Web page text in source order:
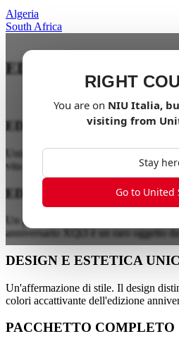
Algeria
South Africa
RIGHT
You are on NIU Italia,
visiting from
Stay
Go to United
EDIZIONE 10°
EDIZIONE 10°
Unisciti a noi per celebrare un
vita elettrica con l'edizione del 10°
EDIZIONE LIMITATA DA
Un pezzo di storia su ruote. Limitata a
anniversario XQi3 è un raro oggetto
DESIGN E ESTETICA
Un'affermazione di stile. Il design
colori accattivante dell'edizione
PACCHETTO COMPLETO